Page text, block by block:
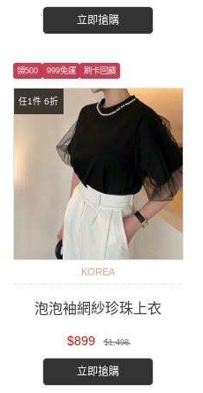
立即搶購
任1件 6折
領500 999免運 刷卡回饋
KOREA
泡泡袖網紗珍珠上衣
$899 $1,498
立即搶購